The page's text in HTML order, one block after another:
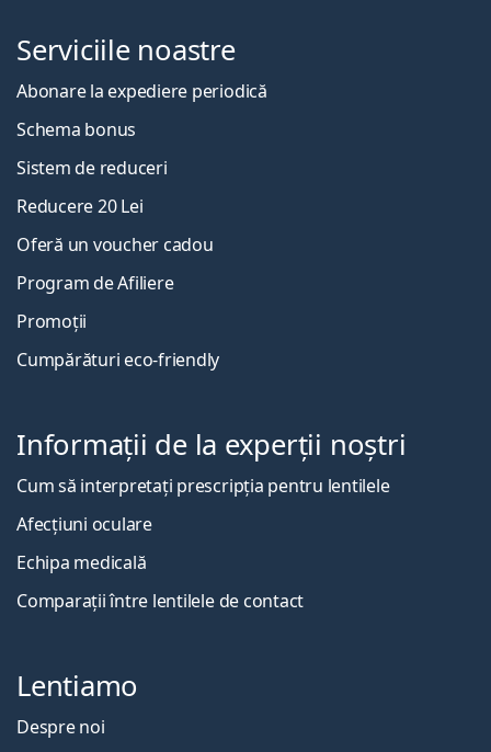
Serviciile noastre
Abonare la expediere periodică
Schema bonus
Sistem de reduceri
Reducere 20 Lei
Oferă un voucher cadou
Program de Afiliere
Promoții
Cumpărături eco-friendly
Informații de la experții noștri
Cum să interpretați prescripția pentru lentilele
Afecțiuni oculare
Echipa medicală
Comparații între lentilele de contact
Lentiamo
Despre noi